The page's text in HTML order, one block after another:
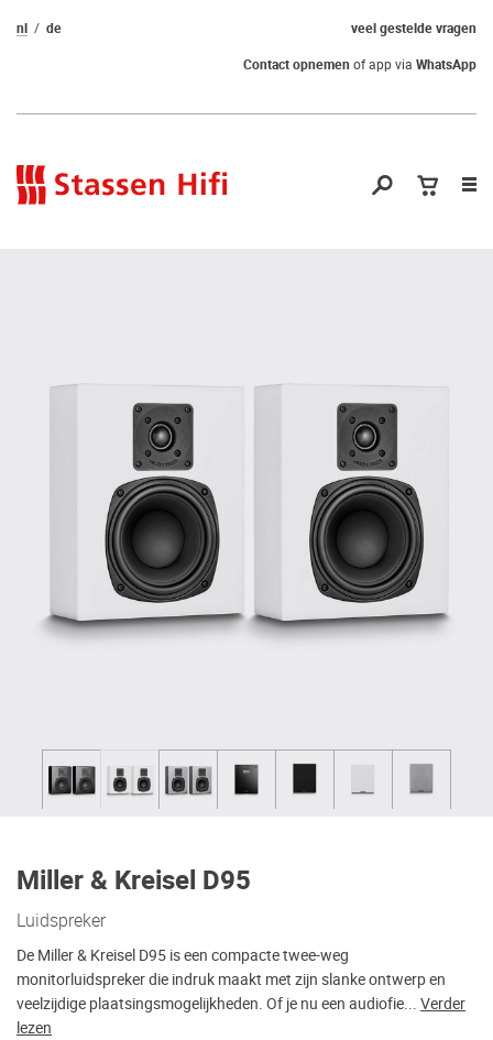
veel gestelde vragen
nl
de
Contact opnemenof app via WhatsApp
Miller & Kreisel D95
Luidspreker
De Miller & Kreisel D95 is een compacte twee-weg
monitorluidspreker die indruk maakt met zijn slanke ontwerp en
veelzijdige plaatsingsmogelijkheden. Of je nu een audiofie... Verder
lezen